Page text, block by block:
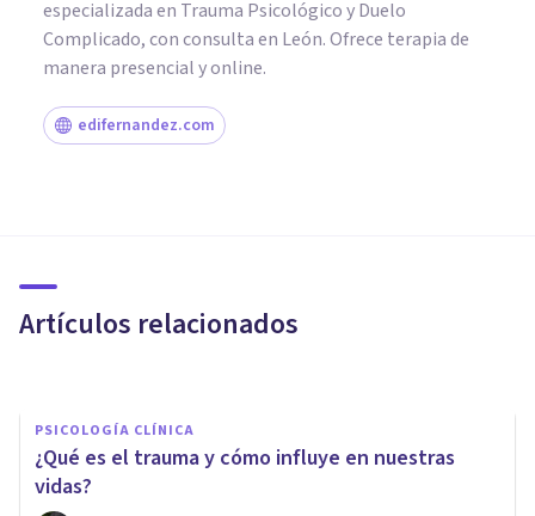
especializada en Trauma Psicológico y Duelo
Complicado, con consulta en León. Ofrece terapia de
manera presencial y online.
edifernandez.com
Artículos relacionados
Epigenética en refugiados
sirios
PSICOLOGÍA CLÍNICA
¿Qué es el trauma y cómo influye en nuestras
vidas?